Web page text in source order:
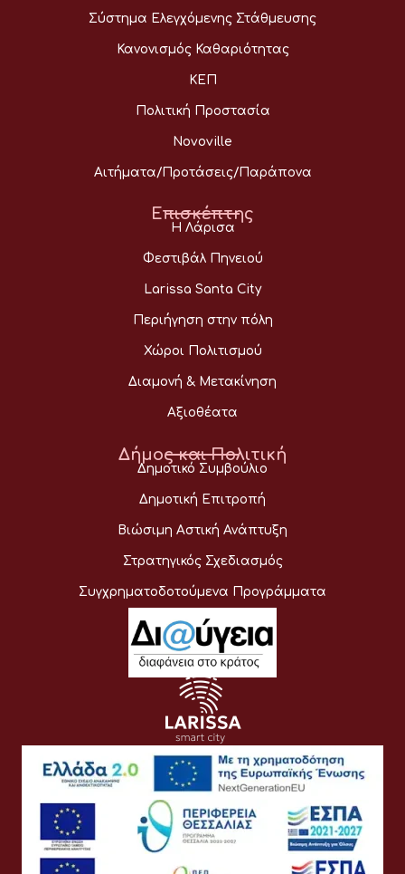
Σύστημα Ελεγχόμενης Στάθμευσης
Κανονισμός Καθαριότητας
ΚΕΠ
Πολιτική Προστασία
Novoville
Αιτήματα/Προτάσεις/Παράπονα
Επισκέπτης
Η Λάρισα
Φεστιβάλ Πηνειού
Larissa Santa City
Περιήγηση στην πόλη
Χώροι Πολιτισμού
Διαμονή & Μετακίνηση
Αξιοθέατα
Δήμος και Πολιτική
Δημοτικό Συμβούλιο
Δημοτική Επιτροπή
Βιώσιμη Αστική Ανάπτυξη
Στρατηγικός Σχεδιασμός
Συγχρηματοδοτούμενα Προγράμματα